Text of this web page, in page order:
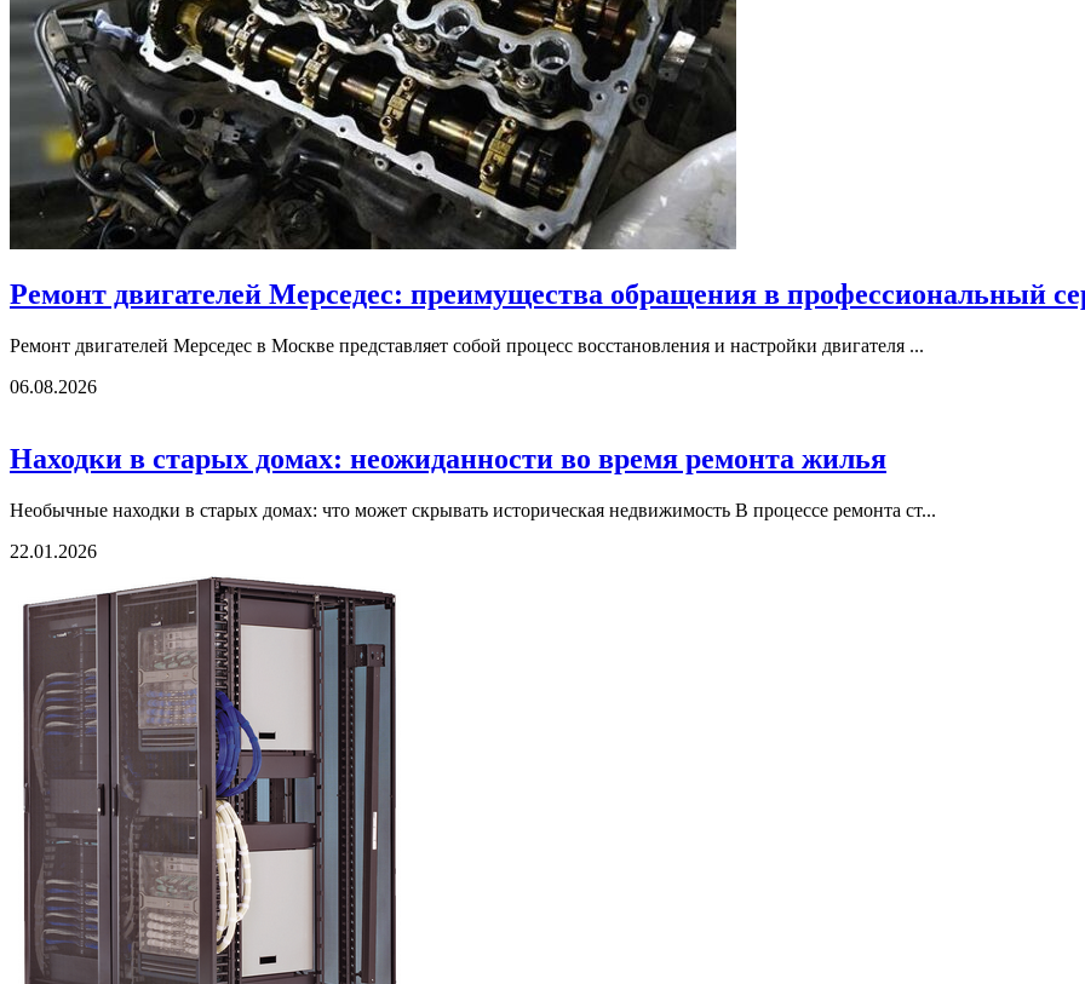
Ремонт двигателей Мерседес: преимущества обращения в профессиональный
Ремонт двигателей Мерседес в Москве представляет собой процесс восстановления и настройки двигателя ...
06.08.2026
Находки в старых домах: неожиданности во время ремонта жилья
Необычные находки в старых домах: что может скрывать историческая недвижимость В процессе ремонта ст...
22.01.2026